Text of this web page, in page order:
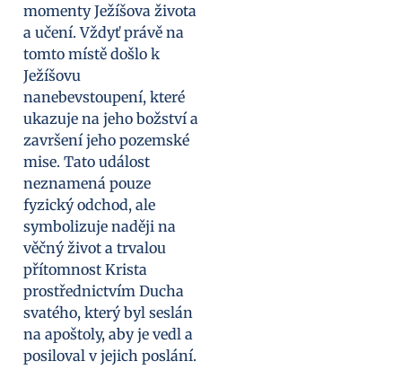
momenty Ježíšova života
a učení. Vždyť právě na
tomto místě došlo k
Ježíšovu
nanebevstoupení, které
ukazuje na jeho božství a
završení jeho pozemské
mise. Tato událost
neznamená pouze
fyzický odchod, ale
symbolizuje naději na
věčný život a trvalou
přítomnost Krista
prostřednictvím Ducha
svatého, který byl seslán
na apoštoly, aby je vedl a
posiloval v jejich poslání.